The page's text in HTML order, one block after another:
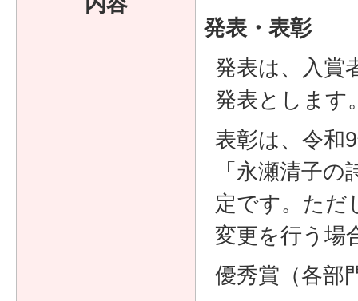
発表・表彰
発表は、入賞
発表とします
表彰は、令和
「永瀬清子
定です。ただ
変更を行う場
優秀賞（各部